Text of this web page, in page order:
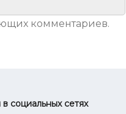
комментариев.
социальных сетях